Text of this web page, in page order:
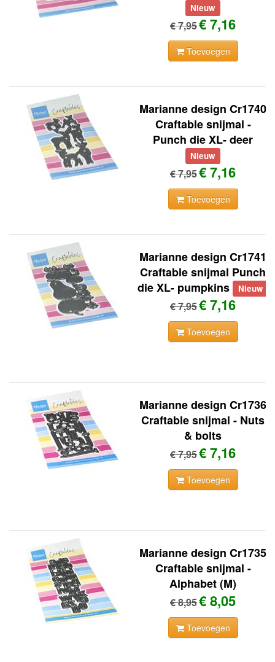
Nieuw
€ 7,95€ 7,16
Toevoegen
Marianne design Cr1740
Craftable snijmal -
Punch die XL- deer
Nieuw
€ 7,95€ 7,16
Toevoegen
Marianne design Cr1741
Craftable snijmal Punch
die XL- pumpkins Nieuw
€ 7,95€ 7,16
Toevoegen
Marianne design Cr1736
Craftable snijmal - Nuts
& bolts
€ 7,95€ 7,16
Toevoegen
Marianne design Cr1735
Craftable snijmal -
Alphabet (M)
€ 8,95€ 8,05
Toevoegen